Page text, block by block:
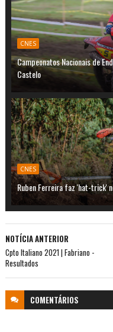
CNES
Campeonatos Nacionais de
Castelo
CNES
Ruben Ferreira faz 'hat-trick'
NOTÍCIA ANTERIOR
Cpto Italiano 2021 | Fabriano -
Resultados
COMENTÁRIOS